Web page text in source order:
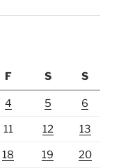
F S S
4 5 6
11 12 13
18 19 20